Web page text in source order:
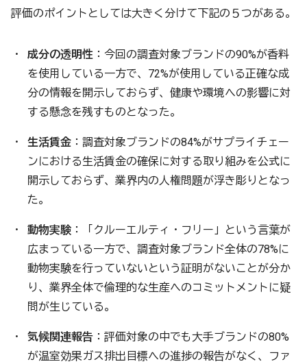
評価のポイントとしては大きく分けて下記の５つがある。
成分の透明性 ：今回の調査対象ブランドの90%が香料
を使用している一方で、72%が使用している正確な成
分の情報を開示しておらず、健康や環境への影響に対
する懸念を残すものとなった。
生活賃金 ：調査対象ブランドの84%がサプライチェー
ンにおける生活賃金の確保に対する取り組みを公式に
開示しておらず、業界内の人権問題が浮き彫りとなっ
た。
動物実験 ：「クルーエルティ・フリー」という言葉が
広まっている一方で、調査対象ブランド全体の78%に
動物実験を行っていないという証明がないことが分か
り、業界全体で倫理的な生産へのコミットメントに疑
問が生じている。
気候関連報告 ：評価対象の中でも大手ブランドの80%
が温室効果ガス排出目標への進捗の報告がなく、ファ